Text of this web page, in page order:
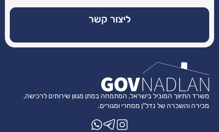
ליצור קשר
משרד התיווך המוביל בישראל, המתמחה במתן מגוון שירותים לרכישה,
מכירה והשכרה של נדל"ן מסחרי ומגורים.